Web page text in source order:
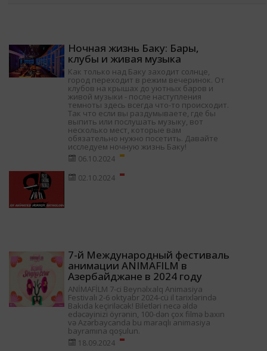
Ночная жизнь Баку: Бары,
клубы и живая музыка
Как только над Баку заходит солнце,
город переходит в режим вечеринок. От
клубов на крышах до уютных баров и
живой музыки - после наступления
темноты здесь всегда что-то происходит.
Так что если вы раздумываете, где бы
выпить или послушать музыку, вот
несколько мест, которые вам
обязательно нужно посетить. Давайте
исследуем ночную жизнь Баку!
06.10.2024
02.10.2024
7-й Международный фестиваль
анимации ANIMAFILM в
Азербайджане в 2024 году
ANİMAFİLM 7-ci Beynəlxalq Animasiya
Festivalı 2-6 oktyabr 2024-cü il tarixlərində
Bakıda keçiriləcək! Biletləri necə əldə
edəcəyinizi öyrənin, 100-dən çox filmə baxın
və Azərbaycanda bu maraqlı animasiya
bayramına qoşulun.
18.09.2024